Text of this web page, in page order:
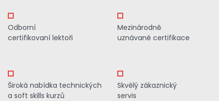
Odborní
certifikovaní lektoři
Mezinárodně
uznávané certifikace
Široká nabídka technických
a soft skills kurzů
Skvělý zákaznický
servis